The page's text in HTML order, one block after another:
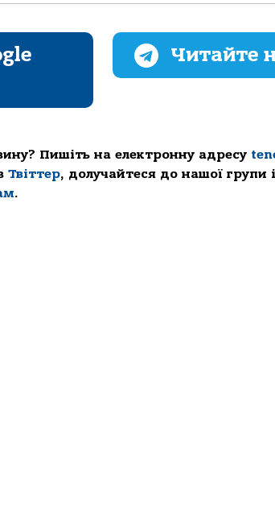
Читайте
Пишіть на електронну адресу
Твіттер, долучайтеся до нашої групи
.